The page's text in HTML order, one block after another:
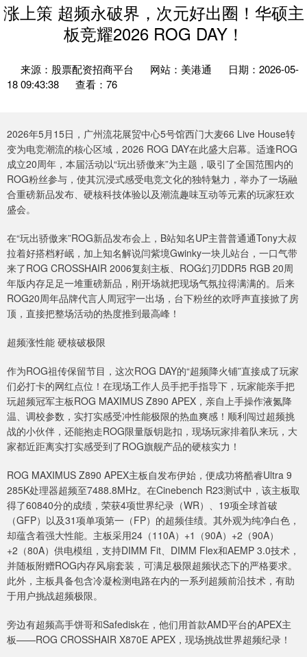
涨上策 超频永破界，次元好出圈！华硕主
板竞耀2026 ROG DAY！
来源：股票配资招商平台 网站：美港通
日期：2026-05-
18 09:43:38
查看：76
2026年5月15日，广州流花展贸中心5号馆西门大麦66 Live House转
变为电竞潮流的核心区域，2026 ROG DAY在此盛大启幕。适逢ROG
成立20周年，本届活动以“玩出骄傲来”为主题，吸引了全国范围内的
ROG粉丝参与，使其沉浸式感受电竞文化的独特魅力，举办了一场融
合重磅新品发布、硬核科技体验以及潮流趣味互动等元素的玩家狂欢
盛会。
在“玩出骄傲来”ROG新品发布会上，B站知名UP主普普通通Tony大叔
拉着好搭档籽岷，加上知名解说闫紫境Gwinky一块儿站台，一口气带
来了ROG CROSSHAIR 2006复刻主板、ROG幻刃DDR5 RGB 20周
年版内存足足一堆重磅新品，刚开场就把现场气氛拉得满满的。后来
ROG20周年品牌代言人周冠宇一出场，台下粉丝的欢呼声直接掀了房
顶，直接把整场活动的热度推到最高峰！
超频涨性能 硬核破极限
作为ROG祖传保留节目，这次ROG DAY的“超频降火铺”直接成了玩家
们必打卡的网红点位！在现场工作人员手把手指导下，玩家能亲手把
玩超频冠军主板ROG MAXIMUS Z890 APEX，亲自上手操作液氮降
温、调校参数，实打实感受冲性能极限的热血爽感！顺利闯过超频挑
战的小伙伴，还能抱走ROG限量版钥匙扣，现场玩家排着队来玩，大
家都近距离实打实感受到了ROG旗舰产品的硬核实力！
ROG MAXIMUS Z890 APEX主板自发布伊始，便成功将酷睿Ultra 9
285K处理器超频至7488.8MHz。在Cinebench R23测试中，该主板取
得了60840分的成绩，荣获4项世界纪录（WR）、19项全球首破
（GFP）以及31项单项第一（FP）的超频佳绩。其外观为纯净白色，
却蕴含着强大性能。主板采用24（110A）+1（90A）+2（90A）
+2（80A）供电模组，支持DIMM Fit、DIMM Flex和AEMP 3.0技术，
并随板附赠ROG内存风扇套装，可满足极限超频状态下的严格要求。
此外，主板具备包含冷凝检测电路在内的一系列超频前沿技术，有助
于用户挑战超频极限。
旁边有超频高手饼哥和Safedisk在，他们用首款AMD平台的APEX主
板——ROG CROSSHAIR X870E APEX，现场挑战世界超频纪录！